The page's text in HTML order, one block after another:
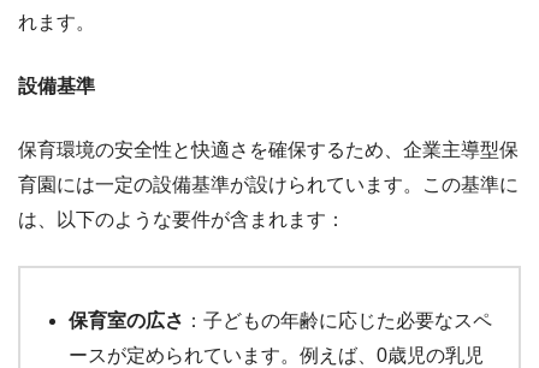
れます。
設備基準
保育環境の安全性と快適さを確保するため、企業主導型保
育園には一定の設備基準が設けられています。この基準に
は、以下のような要件が含まれます：
保育室の広さ ：子どもの年齢に応じた必要なスペ
ースが定められています。例えば、0歳児の乳児